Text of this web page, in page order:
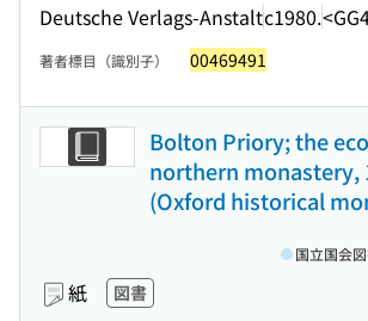
Deutsche Verlags-Anstaltc1980.
著者標目（識別子） 00469491
Bolton Priory; the
northern monastery,
(Oxford historical
紙 図書
国立国会